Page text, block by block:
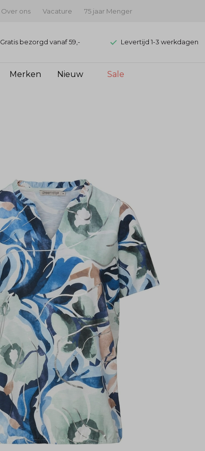
Over ons Vacature 75 jaar Menger
Gratis bezorgd vanaf 59,- Levertijd 1-3 werkdagen
Merken Nieuw Sale